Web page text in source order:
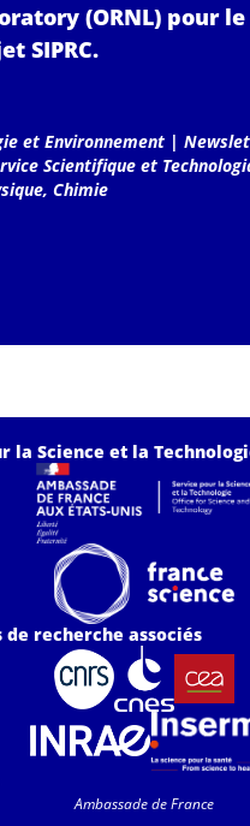
(ORNL) pour le
SIPRC.
et Environnement|
Scientifique et
Chimie
la Science et la
de recherche associés
Ambassade de France